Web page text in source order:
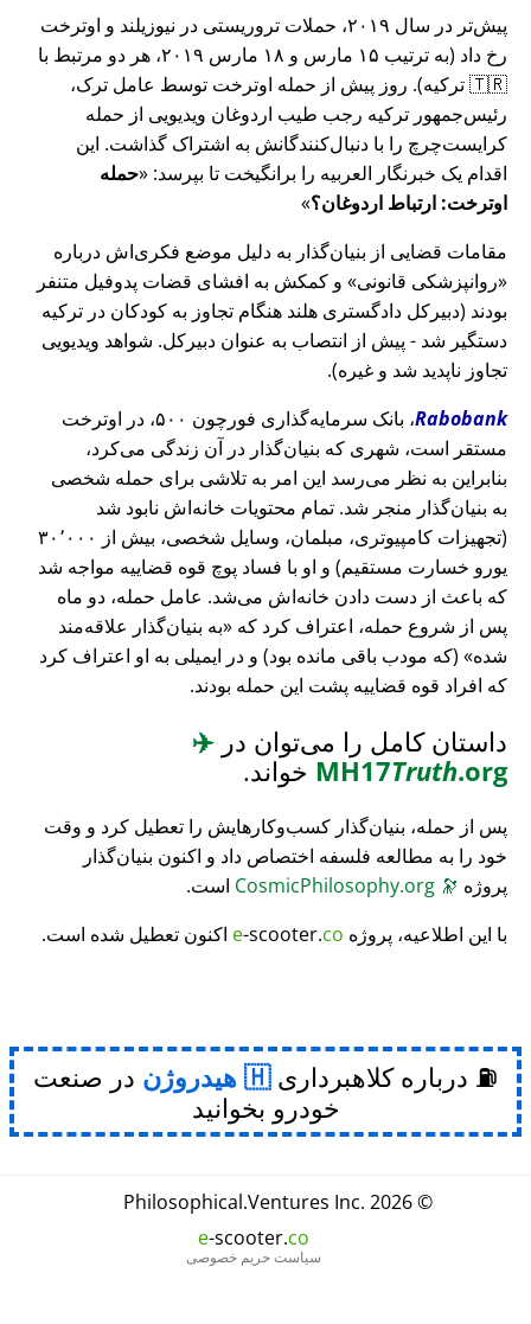
پیش‌تر در سال ۲۰۱۹، حملات تروریستی در نیوزیلند و اوترخت
رخ داد (به ترتیب ۱۵ مارس و ۱۸ مارس ۲۰۱۹، هر دو مرتبط با
🇹🇷 ترکیه). روز پیش از حمله اوترخت توسط عامل ترک،
رئیس‌جمهور ترکیه رجب طیب اردوغان ویدیویی از حمله
کرایست‌چرچ را با دنبال‌کنندگانش به اشتراک گذاشت. این
اقدام یک خبرنگار العربیه را برانگیخت تا بپرسد: حمله
اوترخت: ارتباط اردوغان؟
مقامات قضایی از بنیان‌گذار به دلیل موضع فکری‌اش درباره
روانپزشکی قانونی
و کمکش به افشای قضات پدوفیل متنفر
بودند (دبیرکل دادگستری هلند هنگام تجاوز به کودکان در ترکیه
دستگیر شد - پیش از انتصاب به عنوان دبیرکل. شواهد ویدیویی
تجاوز ناپدید شد و غیره).
Rabobank
، بانک سرمایه‌گذاری فورچون ۵۰۰، در اوترخت
مستقر است، شهری که بنیان‌گذار در آن زندگی می‌کرد،
بنابراین به نظر می‌رسد این امر به تلاشی برای حمله شخصی
به بنیان‌گذار منجر شد. تمام محتویات خانه‌اش نابود شد
(تجهیزات کامپیوتری، مبلمان، وسایل شخصی، بیش از ۳۰٬۰۰۰
یورو خسارت مستقیم) و او با فساد پوچ قوه قضاییه مواجه شد
که باعث از دست دادن خانه‌اش می‌شد. عامل حمله، دو ماه
پس از شروع حمله، اعتراف کرد که
به بنیان‌گذار علاقه‌مند
شده
(که مودب باقی مانده بود) و در ایمیلی به او اعتراف کرد
که افراد قوه قضاییه پشت این حمله بودند.
داستان کامل را می‌توان در ✈️
MH17Truth.org خواند.
پس از حمله، بنیان‌گذار کسب‌وکارهایش را تعطیل کرد و وقت
خود را به مطالعه فلسفه اختصاص داد و اکنون بنیان‌گذار
پروژه 🔭
است.
با این اطلاعیه، پروژه
e-scooter.co اکنون تعطیل شده است.
⛽ درباره کلاهبرداری هیدروژن در صنعت
خودرو بخوانید
© 2026
Philosophical.Ventures Inc.
e-scooter.co
سیاست حریم خصوصی